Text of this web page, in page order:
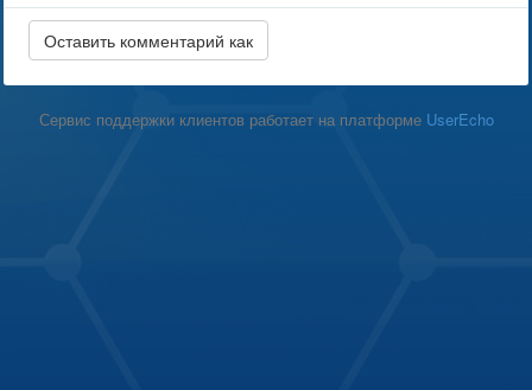
Сервис поддержки клиентов работает на платформе UserEcho